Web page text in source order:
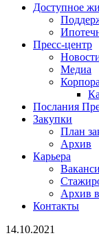
Доступное
Пресс-центр
Медиа
Послания
Закупки
План
Архив
Карьера
Архив
Контакты
14.10.2021